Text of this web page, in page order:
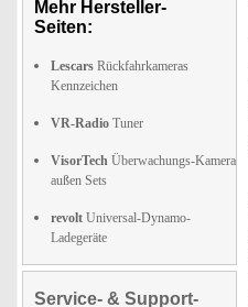
Mehr Hersteller-
Seiten:
Lescars Rückfahrkameras
Kennzeichen
VR-Radio Tuner
VisorTech Überwachungs-Kamera
außen Sets
revolt Universal-Dynamo-
Ladegeräte
Service- & Support-